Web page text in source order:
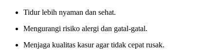
Tidur lebih nyaman dan sehat.
Mengurangi risiko alergi dan gatal-gatal.
Menjaga kualitas kasur agar tidak cepat rusak.